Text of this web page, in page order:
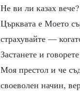
Не ви ли казах
Църквата е Моето
страхувайте —
Застанете и
Моя престол и че
своеволен начин,